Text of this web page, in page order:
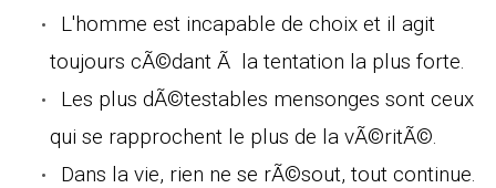
L'homme est incapable de choix et il agit
toujours cÃ©dant Ã la tentation la plus forte.
Les plus dÃ©testables mensonges sont ceux
qui se rapprochent le plus de la vÃ©ritÃ©.
Dans la vie, rien ne se rÃ©sout, tout continue.